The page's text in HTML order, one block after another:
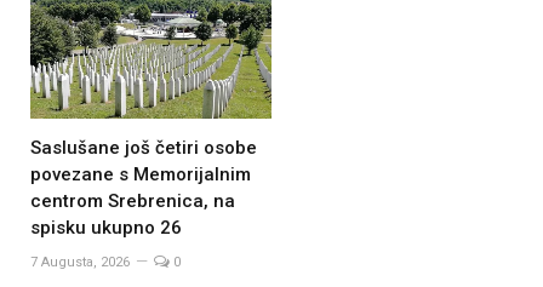
Saslušane još četiri osobe
povezane s Memorijalnim
centrom Srebrenica, na
spisku ukupno 26
7 Augusta, 2026 0